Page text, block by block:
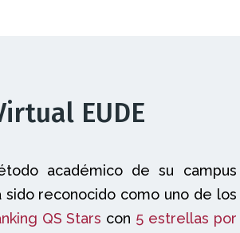
EUDE
académico de su campus
sido reconocido como uno de los
QS Stars con 5 estrellas por